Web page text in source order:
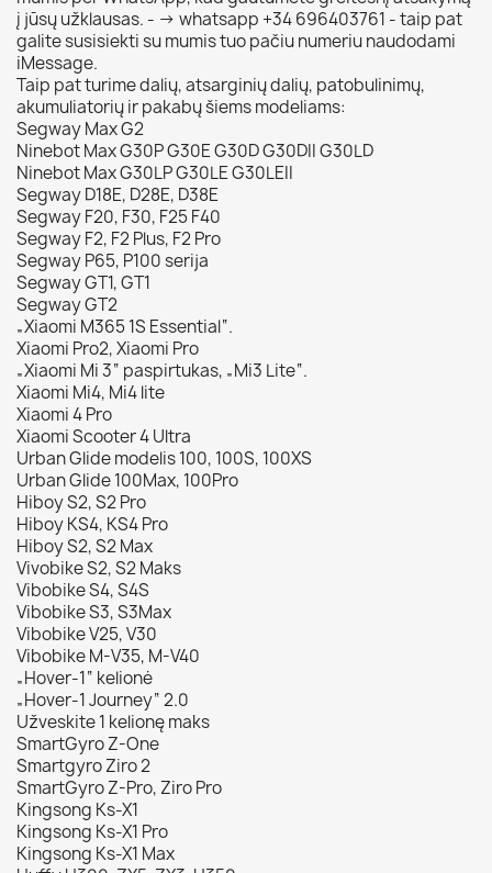
į jūsų užklausas. - -> whatsapp +34 696403761 - taip pat
galite susisiekti su mumis tuo pačiu numeriu naudodami
iMessage.
Taip pat turime dalių, atsarginių dalių, patobulinimų,
akumuliatorių ir pakabų šiems modeliams:
Segway Max G2
Ninebot Max G30P G30E G30D G30DII G30LD
Ninebot Max G30LP G30LE G30LEII
Segway D18E, D28E, D38E
Segway F20, F30, F25 F40
Segway F2, F2 Plus, F2 Pro
Segway P65, P100 serija
Segway GT1, GT1
Segway GT2
„Xiaomi M365 1S Essential“.
Xiaomi Pro2, Xiaomi Pro
„Xiaomi Mi 3“ paspirtukas, „Mi3 Lite“.
Xiaomi Mi4, Mi4 lite
Xiaomi 4 Pro
Xiaomi Scooter 4 Ultra
Urban Glide modelis 100, 100S, 100XS
Urban Glide 100Max, 100Pro
Hiboy S2, S2 Pro
Hiboy KS4, KS4 Pro
Hiboy S2, S2 Max
Vivobike S2, S2 Maks
Vibobike S4, S4S
Vibobike S3, S3Max
Vibobike V25, V30
Vibobike M-V35, M-V40
„Hover-1“ kelionė
„Hover-1 Journey“ 2.0
Užveskite 1 kelionę maks
SmartGyro Z-One
Smartgyro Ziro 2
SmartGyro Z-Pro, Ziro Pro
Kingsong Ks-X1
Kingsong Ks-X1 Pro
Kingsong Ks-X1 Max